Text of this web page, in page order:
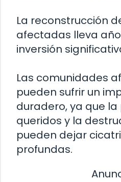
La reconstrucción
afectadas lleva
inversión
Las comunidades
pueden sufrir un
duradero, ya que
queridos y la
pueden dejar
profundas.